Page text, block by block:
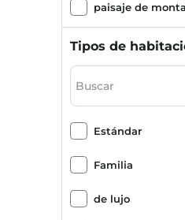
paisaje de
Masaje
Tipos de
Estándar
Familia
de lujo